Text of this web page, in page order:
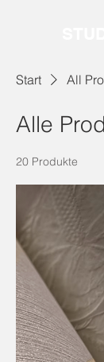
Start All
Alle
20 Produkte